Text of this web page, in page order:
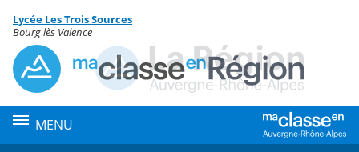
Menu de la rubrique
Contenu
Lycée Les Trois Sources
Bourg lès Valence
MENU